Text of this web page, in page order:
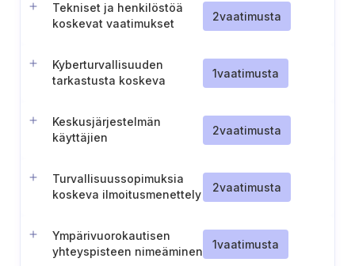
Tekniset ja henkilöstöä
koskevat vaatimukset
2vaatimusta
Kyberturvallisuuden
tarkastusta koskeva
(Unkari)
1vaatimusta
Keskusjärjestelmän
käyttäjien
2vaatimusta
Turvallisuussopimuksia
koskeva ilmoitusmenettely
2vaatimusta
Ympärivuorokautisen
yhteyspisteen nimeäminen
1vaatimusta